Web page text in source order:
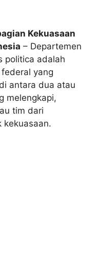
Kekuasaan
– Departemen
politica adalah
yang
antara dua atau
melengkapi,
tim dari
kekuasaan.